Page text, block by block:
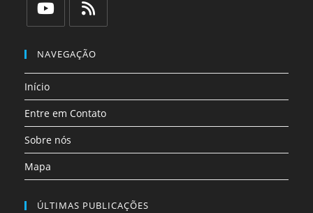
em
uma
aba
em
uma
aba
em
uma
nova
aba
em
uma
aba
NAVEGAÇÃO
Início
Entre em Contato
Sobre nós
Mapa
ÚLTIMAS PUBLICAÇÕES